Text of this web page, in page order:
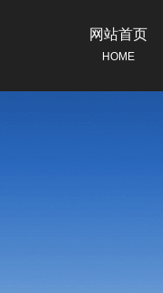
网站首页
HOME